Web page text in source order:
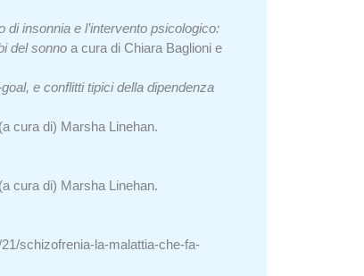
di insonnia e l’intervento psicologico:
del sonnoa cura di Chiara Baglioni e
e conflitti tipici della dipendenza
cura di) Marsha Linehan.
cura di) Marsha Linehan.
schizofrenia-la-malattia-che-fa-